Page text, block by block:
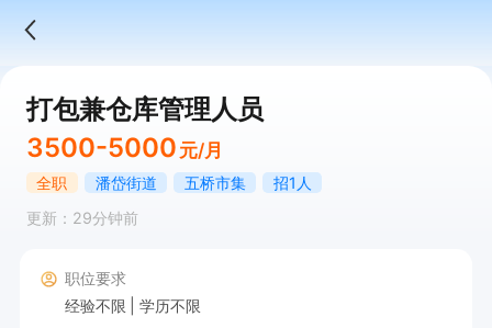
打包兼仓库管理人员
3500-5000 元/月
全职 潘岱街道 五桥市集
招1人
更新：29分钟前
职位要求
经验不限
学历不限